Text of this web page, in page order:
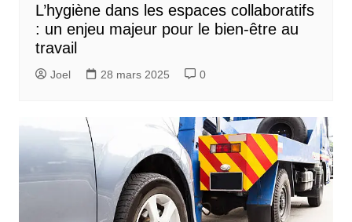
L’hygiène dans les espaces collaboratifs
: un enjeu majeur pour le bien-être au
travail
Joel 28 mars 2025 0